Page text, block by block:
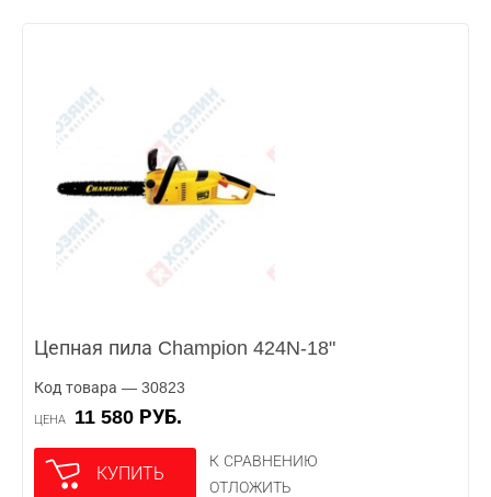
Цепная пила Champion 424N-18"
Код товара — 30823
ЦЕНА 11 580 РУБ.
КУПИТЬ
К СРАВНЕНИЮ
ОТЛОЖИТЬ